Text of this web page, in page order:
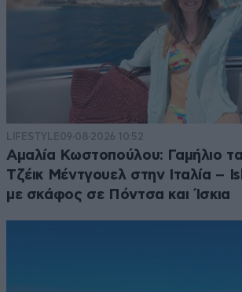
LIFESTYLE09·08·2026 10:52
Αμαλία Κωστοπούλου: Γαμήλιο
Τζέικ Μέντγουελ στην Ιταλία –
με σκάφος σε Πόντσα και Ίσκια